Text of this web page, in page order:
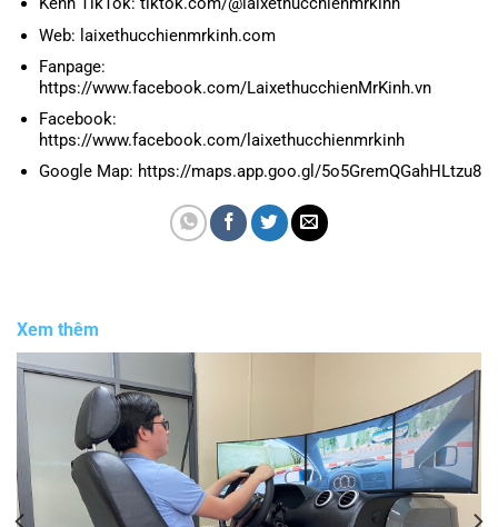
Web: laixethucchienmrkinh.com
Fanpage:
https://www.facebook.com/LaixethucchienMrKinh.vn
Facebook:
https://www.facebook.com/laixethucchienmrkinh
Google Map: https://maps.app.goo.gl/5o5GremQGahHLtzu8
Xem thêm